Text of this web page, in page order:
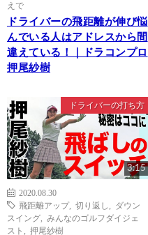
えで
ドライバーの飛距離が伸び悩
んでいる人はアドレスから間
違えている！｜ドラコンプロ
押尾紗樹
ドライバーの打ち方
3:15
2020.08.30
飛距離アップ, 切り返し
ダウン
スイング
みんなのゴルフダイジェ
スト
押尾紗樹